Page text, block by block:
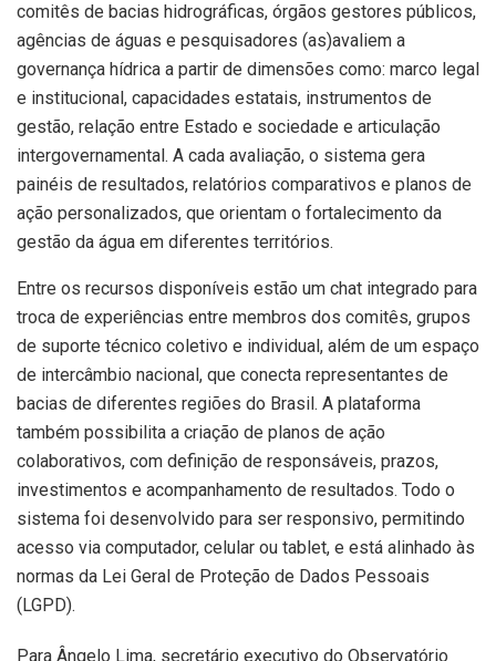
comitês de bacias hidrográficas, órgãos gestores públicos,
agências de águas e pesquisadores (as)avaliem a
governança hídrica a partir de dimensões como: marco legal
e institucional, capacidades estatais, instrumentos de
gestão, relação entre Estado e sociedade e articulação
intergovernamental. A cada avaliação, o sistema gera
painéis de resultados, relatórios comparativos e planos de
ação personalizados, que orientam o fortalecimento da
gestão da água em diferentes territórios.
Entre os recursos disponíveis estão um chat integrado para
troca de experiências entre membros dos comitês, grupos
de suporte técnico coletivo e individual, além de um espaço
de intercâmbio nacional, que conecta representantes de
bacias de diferentes regiões do Brasil. A plataforma
também possibilita a criação de planos de ação
colaborativos, com definição de responsáveis, prazos,
investimentos e acompanhamento de resultados. Todo o
sistema foi desenvolvido para ser responsivo, permitindo
acesso via computador, celular ou tablet, e está alinhado às
normas da Lei Geral de Proteção de Dados Pessoais
(LGPD).
Para Ângelo Lima, secretário executivo do Observatório